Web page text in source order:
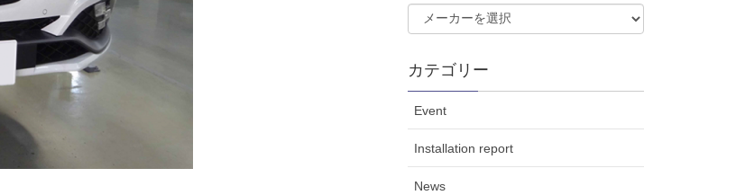
カテゴリー
Event
Installation report
News